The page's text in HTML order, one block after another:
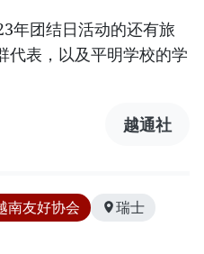
年团结日活动的还有旅
代表，以及平明学校的学
越通社
南友好协会
瑞士